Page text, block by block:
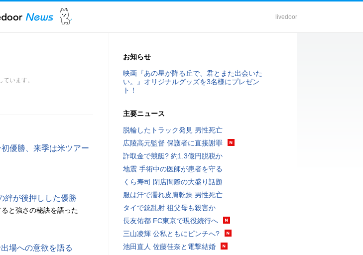
livedoor
います。
優勝、来季は米ツアー
絆が後押しした優勝
と強さの秘訣を語った
場への意欲を語る
お知らせ
映画『あの星が降る丘で、君とまた出会いた
い。』オリジナルグッズを3名様にプレゼン
ト！
主要ニュース
脱輪したトラック発見 男性死亡
広陵高元監督 保護者に直接謝罪
詐取金で競艇? 約1.3億円脱税か
地震 手術中の医師が患者を守る
くら寿司 閉店間際の大盛り話題
服は汗で濡れ皮膚乾燥 男性死亡
タイで銃乱射 祖父母も殺害か
長友佑都 FC東京で現役続行へ
三山凌輝 公私ともにピンチへ?
池田直人 佐藤佳奈と電撃結婚